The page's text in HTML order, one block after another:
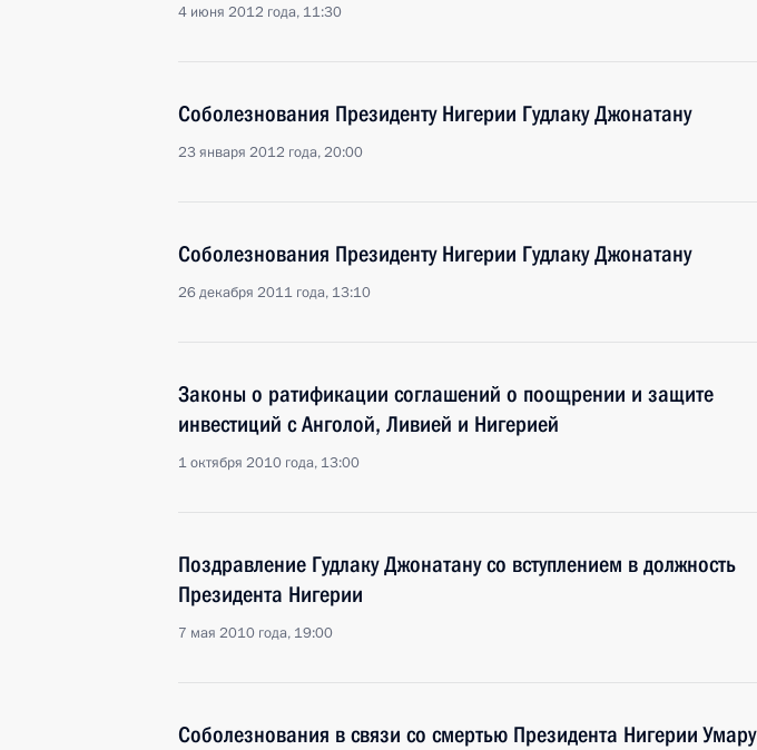
4 июня 2012 года, 11:30
Соболезнования Президенту Нигерии Гудлаку Джонатану
23 января 2012 года, 20:00
Соболезнования Президенту Нигерии Гудлаку Джонатану
26 декабря 2011 года, 13:10
Законы о ратификации соглашений о поощрении и защите
инвестиций с Анголой, Ливией и Нигерией
1 октября 2010 года, 13:00
Поздравление Гудлаку Джонатану со вступлением в должность
Президента Нигерии
7 мая 2010 года, 19:00
Соболезнования в связи со смертью Президента Нигерии Умару